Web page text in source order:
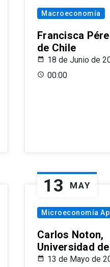
Macroeconomía
Francisca
de Chile
18 de Junio de
00:00
13 MAY
Microeconomía
Carlos Noton,
Universidad
13 de Mayo de